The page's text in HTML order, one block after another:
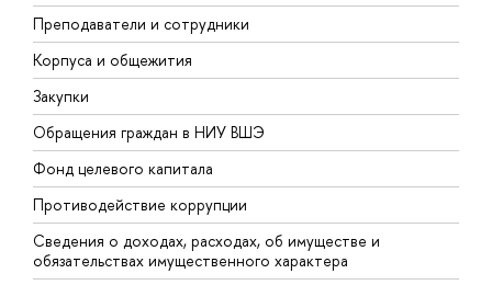
Преподаватели и сотрудники
Корпуса и общежития
Закупки
Обращения граждан в НИУ ВШЭ
Фонд целевого капитала
Противодействие коррупции
Сведения о доходах, расходах, об имуществе и
обязательствах имущественного характера